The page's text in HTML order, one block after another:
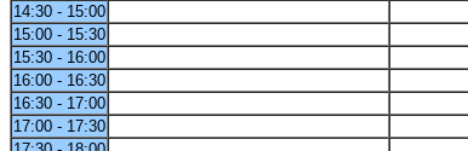
14:30 - 15:00
15:00 - 15:30
15:30 - 16:00
16:00 - 16:30
16:30 - 17:00
17:00 - 17:30